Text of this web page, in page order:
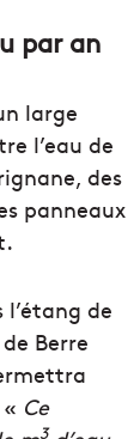
par an
large
l’eau de
des
panneaux
l’étang de
Berre
Ce
3